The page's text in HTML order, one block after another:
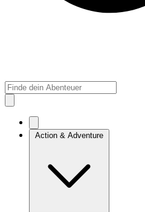
Action & Adventure